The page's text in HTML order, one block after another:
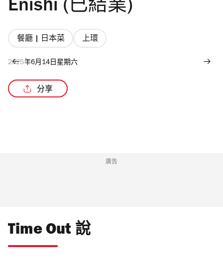
Enishi (已結業)
餐廳 | 日本菜 上環
2025年6月14日星期六
分享
廣告
Time Out 說